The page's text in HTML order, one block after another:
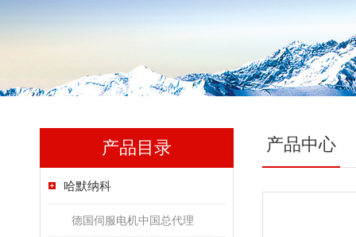
产品目录
哈默纳科
德国伺服电机中国总代理
产品中心